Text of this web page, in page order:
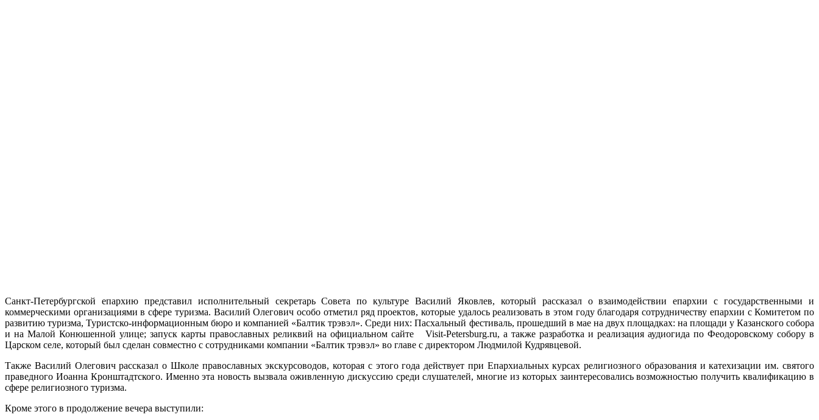
Санкт-Петербургской епархию представил исполнительный секретарь Совета по культуре Василий Яковлев, который рассказал о взаимодействии епархии с государственными и
коммерческими организациями в сфере туризма. Василий Олегович особо отметил ряд проектов, которые удалось реализовать в этом году благодаря сотрудничеству епархии с Комитетом по
развитию туризма, Туристско-информационным бюро и компанией «Балтик трэвэл». Среди них: Пасхальный фестиваль, прошедший в мае на двух площадках: на площади у Казанского собора
и на Малой Конюшенной улице; запуск карты православных реликвий на официальном сайте Visit-Petersburg.ru, а также разработка и реализация аудиогида по Феодоровскому собору в
Царском селе, который был сделан совместно с сотрудниками компании «Балтик трэвэл» во главе с директором Людмилой Кудрявцевой.
Также Василий Олегович рассказал о Школе православных экскурсоводов, которая с этого года действует при Епархиальных курсах религиозного образования и катехизации им. святого
праведного Иоанна Кронштадтского. Именно эта новость вызвала оживленную дискуссию среди слушателей, многие из которых заинтересовались возможностью получить квалификацию в
сфере религиозного туризма.
Кроме этого в продолжение вечера выступили: